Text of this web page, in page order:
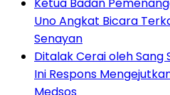
Ketua Badan
Uno Angkat Bicara
Senayan
Ditalak Cerai oleh Sang
Ini Respons